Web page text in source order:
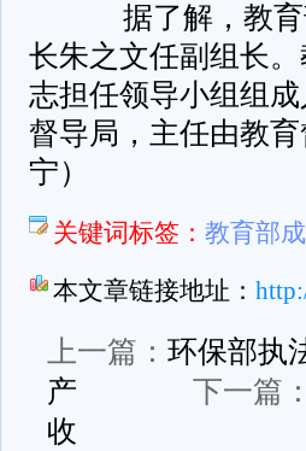
据了解，教育
长朱之文任副组长
志担任领导小组组
督导局，主任由教
宁）
关键词标签： 教育部
本文章链接地址：
上一篇： 环保部执
产
下一篇：
收